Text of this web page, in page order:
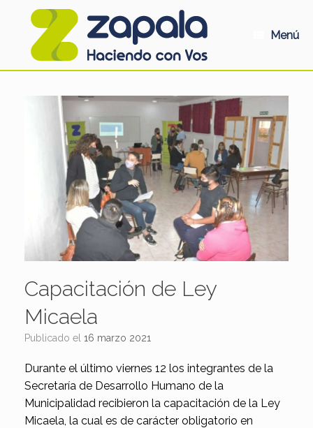
Menú
Capacitación de Ley
Micaela
Publicado el 16 marzo 2021
Durante el último viernes 12 los integrantes de la
Secretaría de Desarrollo Humano de la
Municipalidad recibieron la capacitación de la Ley
Micaela, la cual es de carácter obligatorio en